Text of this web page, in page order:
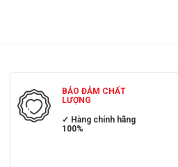
3.Van một chiều Miha
Van một chiều Miha có hai loại
xo. Đây là loại van rất được ưa
BẢO ĐẢM CHẤT
LƯỢNG
✓ Hàng chính hãng
100%